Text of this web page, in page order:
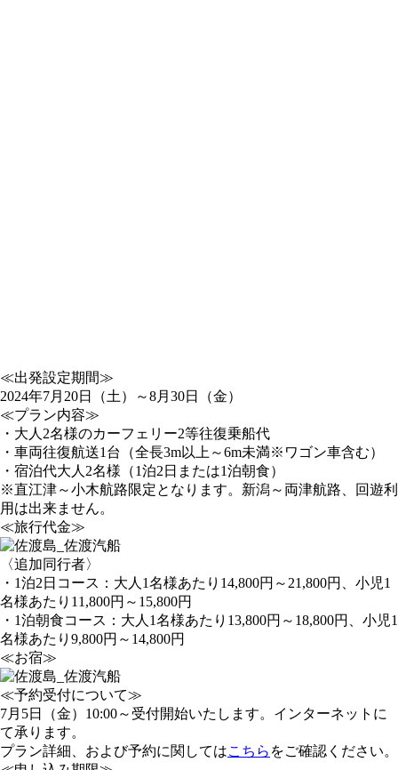
≪出発設定期間≫
2024年7月20日（土）～8月30日（金）
≪プラン内容≫
・大人2名様のカーフェリー2等往復乗船代
・車両往復航送1台（全長3m以上～6m未満※ワゴン車含む）
・宿泊代大人2名様（1泊2日または1泊朝食）
※直江津～小木航路限定となります。新潟～両津航路、回遊利
用は出来ません。
≪旅行代金≫
〈追加同行者〉
・1泊2日コース：大人1名様あたり14,800円～21,800円、小児1
名様あたり11,800円～15,800円
・1泊朝食コース：大人1名様あたり13,800円～18,800円、小児1
名様あたり9,800円～14,800円
≪お宿≫
≪予約受付について≫
7月5日（金）10:00～受付開始いたします。インターネットに
て承ります。
プラン詳細、および予約に関してはこちら をご確認ください。